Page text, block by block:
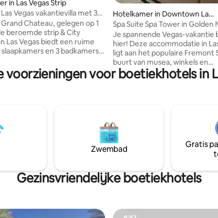
in Las Vegas Strip
Vegas vakantievilla met 3
Chateau, gelegen op 1
beroemde strip & City
Las Vegas biedt een ruime
en 3 badkamers
2 volledige keukens,
drogers en uitgebreide
cocktaillounge. Ook
is gratis parkeerservice,
conciërgediensten, een
een
Hotelkamer in Downtown Las
Vegas
Spa Suite Spa Tower in Golden
Las Vegas!
Je spannende Vegas-vakantie
hier! Deze accommodatie in
ligt aan het populaire Fremont
buurt van musea, winkels en
uitgaansgelegenheden, in het
stadscentrum. Fremont Street
terwijl degenen die de
schoonheid van het gebied
ervaren, Ethel M Botanical
Gardens kunnen verkennen.
golfclubs uit en ga naar de links,
wandel-/fietspaden.
voorzieningen voor boetiekhotels in
Zwembad
Gratis
Gezinsvriendelijke boetiekhotels